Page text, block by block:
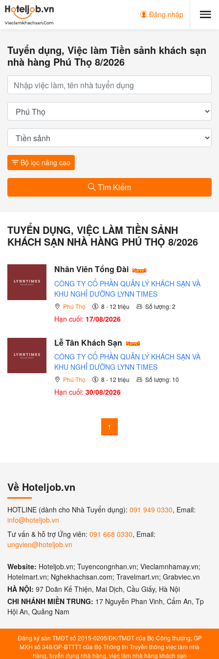
Đăng nhập
Tuyển dụng, Việc làm Tiền sảnh khách sạn
nhà hàng Phú Thọ 8/2026
Bộ lọc nâng cao
Tìm Kiếm
TUYỂN DỤNG, VIỆC LÀM TIỀN SẢNH
KHÁCH SẠN NHÀ HÀNG PHÚ THỌ 8/2026
Nhân Viên Tổng Đài
CÔNG TY CỔ PHẦN QUẢN LÝ KHÁCH SẠN VÀ
KHU NGHỈ DƯỠNG LYNN TIMES
Phú Thọ 8 - 12 triệu Số lượng: 2
Hạn cuối: 17/08/2026
Lễ Tân Khách Sạn
CÔNG TY CỔ PHẦN QUẢN LÝ KHÁCH SẠN VÀ
KHU NGHỈ DƯỠNG LYNN TIMES
Phú Thọ 8 - 12 triệu Số lượng: 10
Hạn cuối: 30/08/2026
1
Về Hoteljob.vn
HOTLINE (dành cho Nhà Tuyển dụng): 091 949 0330, Email:
info@hoteljob.vn
Tư vấn & hỗ trợ Ứng viên: 091 668 0330, Email:
ungvien@hoteljob.vn
Website: Hoteljob.vn; Tuyencongnhan.vn; Vieclamnhamay.vn;
Hotelmart.vn; Nghekhachsan.com; Travelmart.vn; Grabviec.vn
HÀ NỘI: 97 Doãn Kế Thiện, Mai Dịch, Cầu Giấy, Hà Nội
CHI NHÁNH MIỀN TRUNG: 17 Nguyễn Phan Vinh, Cẩm An, Tp
Hội An, Quảng Nam
Đăng ký sàn TMĐT số 2015-0205/ĐK/TMĐT của Bộ Công thương; GP
MXH số 348/GP-BTTTT của Bộ Thông tin Truyền thông việc làm nhà
hàng, tuyển dụng nhà hàng, việc làm nhà hàng khách sạn